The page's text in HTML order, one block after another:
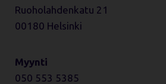
Ruoholahdenkatu 21
00180 Helsinki
Myynti
050 553 5385